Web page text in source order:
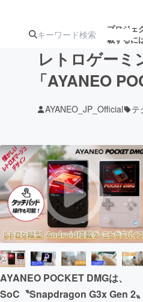
プロジェ
載するに
ターン
ジェクト
アート・写真
テクノロジー・ガジェ
映像・映画
ビジネス・起業
まちづくり・地域活性
レトロゲーミ
「AYANEO
AYANEO_JP_Official テ
AYANEO POCKET DMGは、
SoC〝Snapdragon G3x Gen 2〟